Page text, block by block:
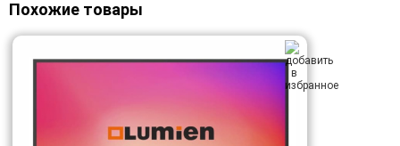
Похожие товары